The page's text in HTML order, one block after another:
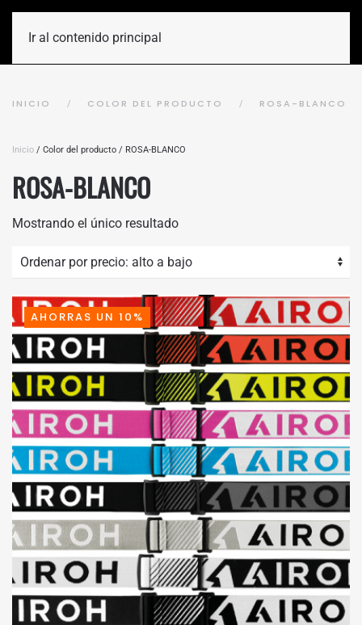
Ir al contenido principal
INICIO COLOR DEL PRODUCTO ROSA-BLANCO
Inicio / Color del producto / ROSA-BLANCO
ROSA-BLANCO
Mostrando el único resultado
AHORRAS UN 10%